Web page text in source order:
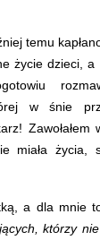
temu
życie dzieci, a
w śnie
miała życia,
a dla mnie
którzy